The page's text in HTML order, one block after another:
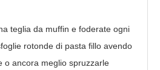
teglia da muffin e foderate ogni
rotonde di pasta fillo avendo
o ancora meglio spruzzarle